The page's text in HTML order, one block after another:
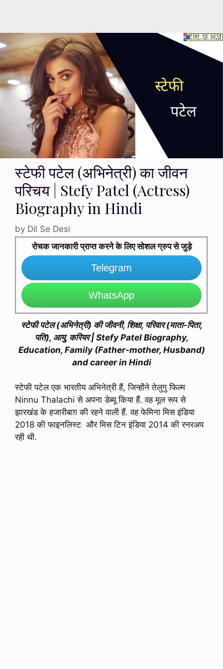
स्टेफी पटेल (अभिनेत्री) का जीवन
परिचय | Stefy Patel (Actress)
Biography in Hindi
by Dil Se Desi
रोचक जानकारी प्राप्त करने के लिए सोशल ग्रुप से जुड़े
Telegram
WhatsApp
स्टेफी पटेल (अभिनेत्री) की जीवनी, शिक्षा, परिवार (माता-पिता,
पति), आयु, करियर | Stefy Patel Biography,
Education, Family (Father-mother, Husband)
and career in Hindi
स्टेफी पटेल एक भारतीय अभिनेत्री हैं, जिन्होंने तेलुगु फिल्म
Ninnu Thalachi से अपना डेब्यू किया हैं. वह मूल रूप से
झारखंड के हजारीबाग़ की रहने वाली हैं. वह फेमिना मिस इंडिया
2018 की फाइनलिस्ट और मिस टिन इंडिया 2014 की रनरअप
रही थी.